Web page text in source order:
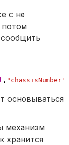
с не
потом
, "chassisNumber"
основываться
механизм
хранится